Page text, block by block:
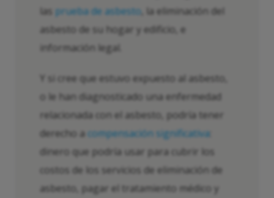
las prueba de asbesto , la eliminación del
asbesto de su hogar y edificio, e
información legal.
Y si cree que estuvo expuesto al asbesto,
o le han diagnosticado una enfermedad
relacionada con el asbesto, podría tener
derecho a compensación significativa:
dinero que podría usar para cubrir los
costos de los servicios de eliminación de
asbesto, pagar el tratamiento médico y